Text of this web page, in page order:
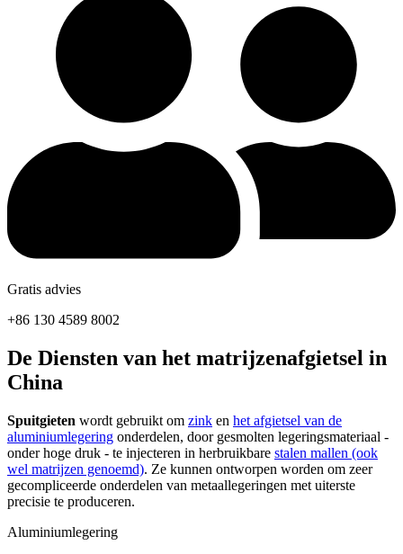
Gratis advies
+86 130 4589 8002
De Diensten van het matrijzenafgietsel in
China
Spuitgieten wordt gebruikt om zink en het afgietsel van de
aluminiumlegering onderdelen, door gesmolten legeringsmateriaal -
onder hoge druk - te injecteren in herbruikbare stalen mallen (ook
wel matrijzen genoemd). Ze kunnen ontworpen worden om zeer
gecompliceerde onderdelen van metaallegeringen met uiterste
precisie te produceren.
Aluminiumlegering